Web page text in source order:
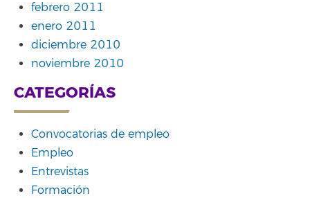
febrero 2011
enero 2011
diciembre 2010
noviembre 2010
CATEGORÍAS
Convocatorias de empleo
Empleo
Entrevistas
Formación